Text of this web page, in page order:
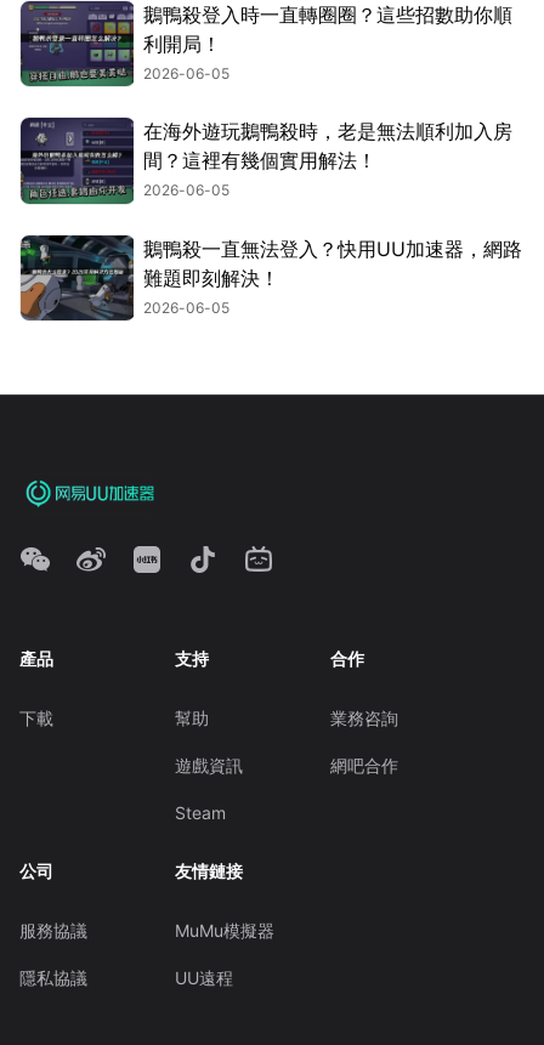
鵝鴨殺登入時一直轉圈圈？這些招數助你順
利開局！
2026-06-05
在海外遊玩鵝鴨殺時，老是無法順利加入房
間？這裡有幾個實用解法！
2026-06-05
鵝鴨殺一直無法登入？快用UU加速器，網路
難題即刻解決！
2026-06-05
產品
下載
支持
幫助
遊戲資訊
Steam
合作
業務咨詢
網吧合作
公司
服務協議
隱私協議
友情鏈接
MuMu模擬器
UU遠程